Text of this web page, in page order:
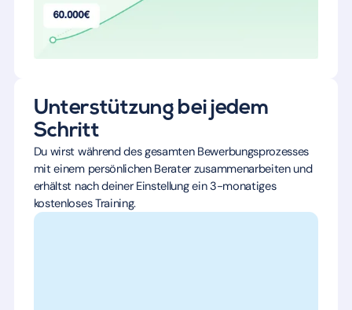
Unterstützung bei jedem
Schritt
Du wirst während des gesamten Bewerbungsprozesses
mit einem persönlichen Berater zusammenarbeiten und
erhältst nach deiner Einstellung ein 3-monatiges
kostenloses Training.